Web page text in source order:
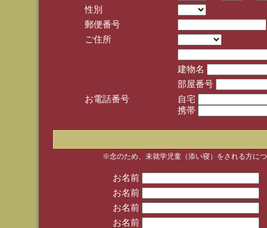
性別
郵便番号
ご住所
建物名
部屋番号
お電話番号
自宅
携帯
※念のため、未就学児童（添い寝）をされる方に
お名前
お名前
お名前
お名前